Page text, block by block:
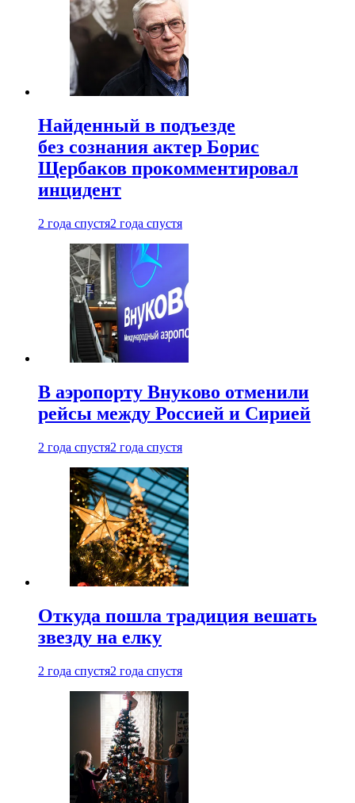
Найденный в подъезде
без сознания актер Борис
Щербаков прокомментировал
инцидент
2 года спустя2 года спустя
В аэропорту Внуково отменили
рейсы между Россией и Сирией
2 года спустя2 года спустя
Откуда пошла традиция вешать
звезду на елку
2 года спустя2 года спустя